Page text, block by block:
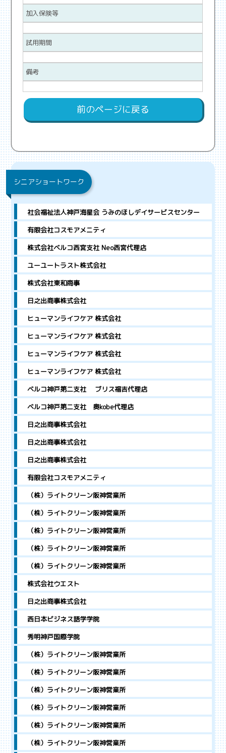
加入保険等
試用期間
備考
前のページに戻る
シニアショートワーク
社会福祉法人神戸海星会 うみのほしデイサービスセンター
有限会社コスモアメニティ
株式会社ベルコ西宮支社 Neo西宮代理店
ユーユートラスト株式会社
株式会社東和商事
日之出商事株式会社
ヒューマンライフケア 株式会社
ヒューマンライフケア 株式会社
ヒューマンライフケア 株式会社
ヒューマンライフケア 株式会社
ベルコ神戸第二支社 ブリス福吉代理店
ベルコ神戸第二支社 奥kobe代理店
日之出商事株式会社
日之出商事株式会社
日之出商事株式会社
有限会社コスモアメニティ
（株）ライトクリーン阪神営業所
（株）ライトクリーン阪神営業所
（株）ライトクリーン阪神営業所
（株）ライトクリーン阪神営業所
（株）ライトクリーン阪神営業所
株式会社ウエスト
日之出商事株式会社
西日本ビジネス語学学院
秀明神戸国際学院
（株）ライトクリーン阪神営業所
（株）ライトクリーン阪神営業所
（株）ライトクリーン阪神営業所
（株）ライトクリーン阪神営業所
（株）ライトクリーン阪神営業所
（株）ライトクリーン阪神営業所